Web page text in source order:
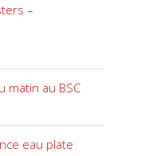
–
matin au BSC
eau plate